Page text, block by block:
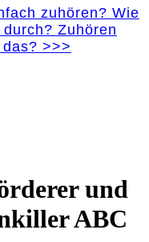
zuhören? Wie
Zuhören
>>>
und
ABC